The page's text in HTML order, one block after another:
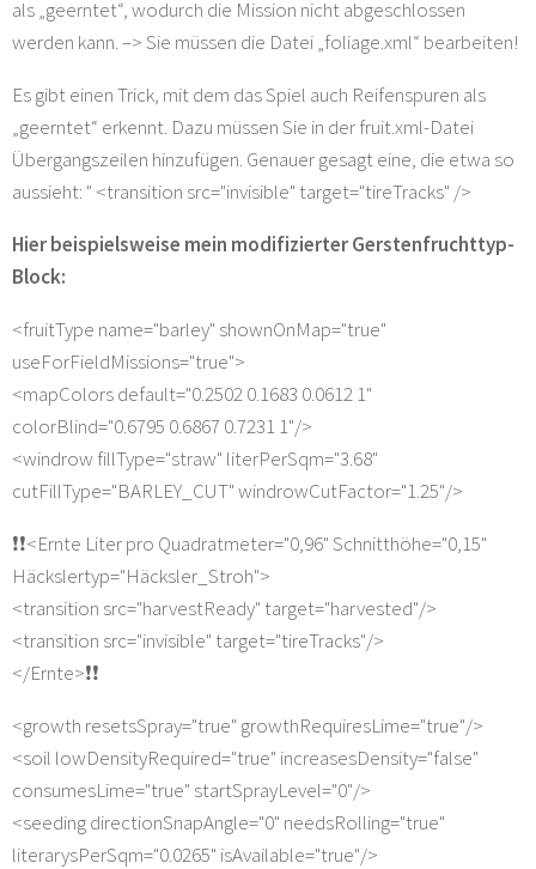
als „geerntet“, wodurch die Mission nicht abgeschlossen
werden kann. –> Sie müssen die Datei „foliage.xml“ bearbeiten!
Es gibt einen Trick, mit dem das Spiel auch Reifenspuren als
„geerntet“ erkennt. Dazu müssen Sie in der fruit.xml-Datei
Übergangszeilen hinzufügen. Genauer gesagt eine, die etwa so
aussieht: " <transition src="invisible" target="tireTracks" />
Hier beispielsweise mein modifizierter Gerstenfruchttyp-
Block:
<fruitType name="barley" shownOnMap="true"
useForFieldMissions="true">
<mapColors default="0.2502 0.1683 0.0612 1"
colorBlind="0.6795 0.6867 0.7231 1"/>
<windrow fillType="straw" literPerSqm="3.68"
cutFillType="BARLEY_CUT" windrowCutFactor="1.25"/>
❗️❗️<Ernte Liter pro Quadratmeter="0,96" Schnitthöhe="0,15"
Häckslertyp="Häcksler_Stroh">
<transition src="harvestReady" target="harvested"/>
<transition src="invisible" target="tireTracks"/>
</Ernte>❗️❗️
<growth resetsSpray="true" growthRequiresLime="true"/>
<soil lowDensityRequired="true" increasesDensity="false"
consumesLime="true" startSprayLevel="0"/>
<seeding directionSnapAngle="0" needsRolling="true"
literarysPerSqm="0.0265" isAvailable="true"/>